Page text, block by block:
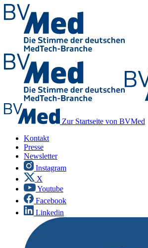
Zur Startseite von BVMed
Kontakt
Presse
Newsletter
Instagram
X
Youtube
Facebook
Linkedin